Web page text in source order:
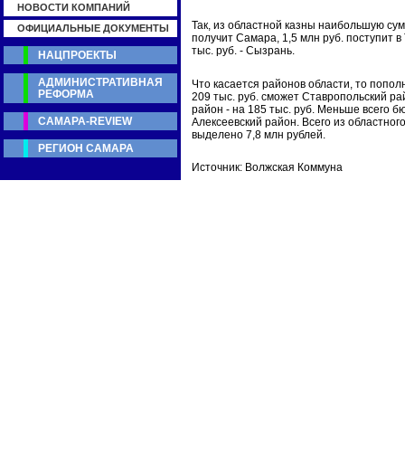
Так, из областной казны наибольшую
получит Самара, 1,5 млн руб. поступит
тыс. руб. - Сызрань.
Что касается районов области, то
209 тыс. руб. сможет Ставропольский
район - на 185 тыс. руб. Меньше всего
Алексеевский район. Всего из
выделено 7,8 млн рублей.
Источник: Волжская Коммуна
НОВОСТИ КОМПАНИЙ
ОФИЦИАЛЬНЫЕ ДОКУМЕНТЫ
НАЦПРОЕКТЫ
АДМИНИСТРАТИВНАЯ
РЕФОРМА
САМАРА-REVIEW
РЕГИОН САМАРА